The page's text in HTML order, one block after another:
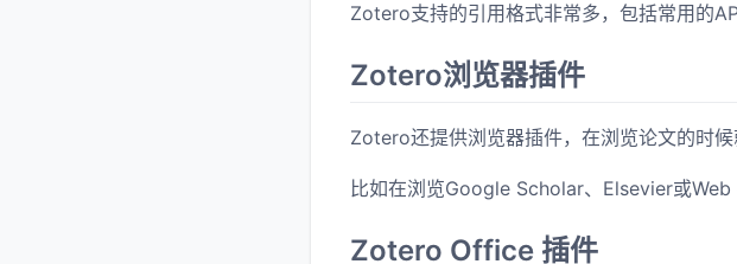
Zotero支持的引用格式非常多，包括常用的
Zotero浏览器插件
Zotero还提供浏览器插件，在浏览论文的时候
比如在浏览Google Scholar、Elsevier或
Zotero Office 插件